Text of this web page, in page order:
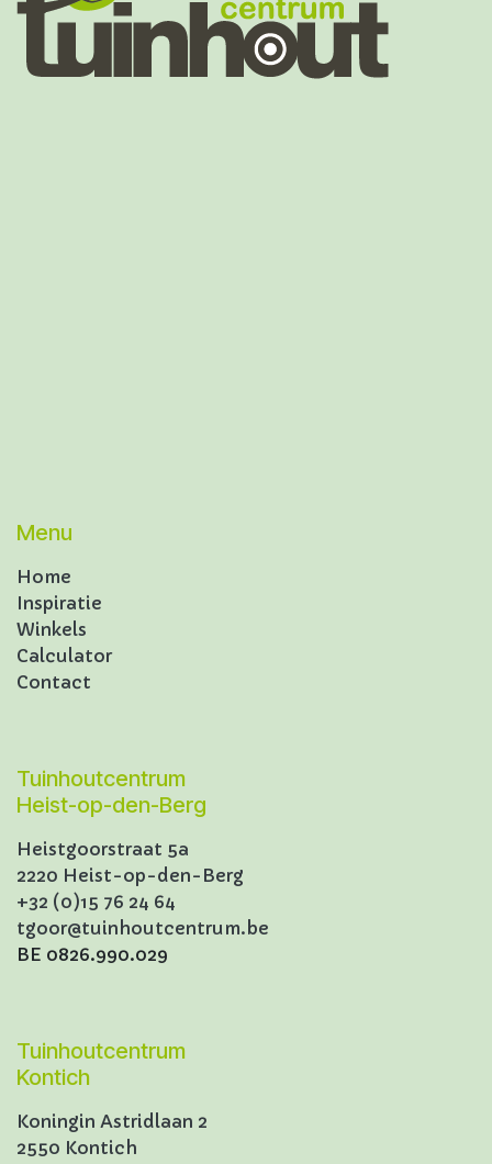
Menu
Home
Inspiratie
Winkels
Calculator
Contact
Tuinhoutcentrum
Heist-op-den-Berg
Heistgoorstraat 5a
2220 Heist-op-den-Berg
+32 (0)15 76 24 64
tgoor@tuinhoutcentrum.be
BE 0826.990.029
Tuinhoutcentrum
Kontich
Koningin Astridlaan 2
2550 Kontich